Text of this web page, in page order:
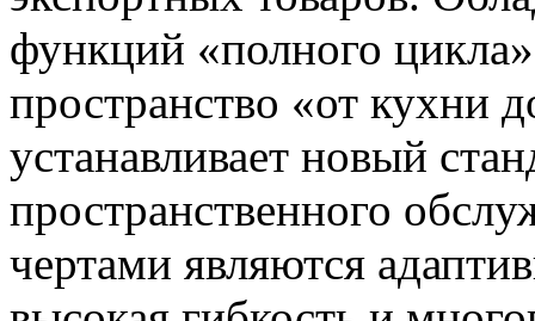
функций «полного
пространство «от кухни
устанавливает новый
пространственного
чертами являются